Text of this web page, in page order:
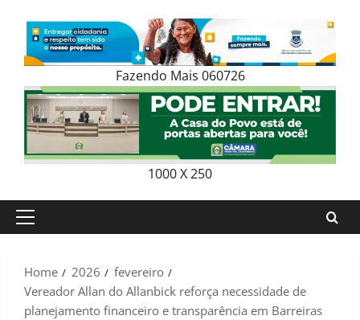
Fazendo Mais 060726
1000 X 250
Primary
Home
2026
fevereiro
Vereador Allan do Allanbick reforça necessidade de
planejamento financeiro e transparência em Barreiras